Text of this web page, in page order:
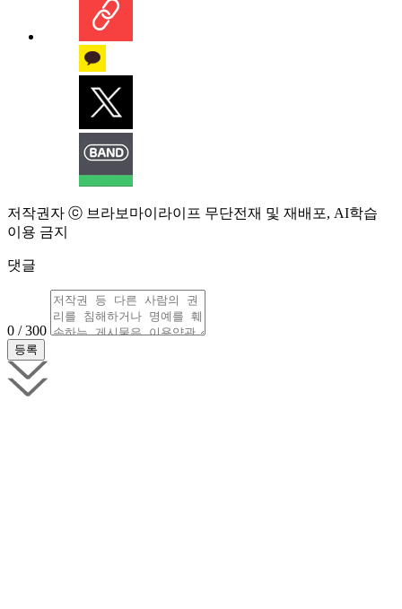
저작권자 ⓒ 브라보마이라이프 무단전재 및 재배포, AI학습
이용 금지
댓글
0 / 300